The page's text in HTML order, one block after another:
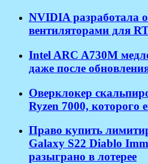
NVIDIA разработала
вентиляторами для
Intel ARC A730M
даже после
Оверклокер
Ryzen 7000, которого
Право купить
Galaxy S22 Diablo
разыграно в лотерее